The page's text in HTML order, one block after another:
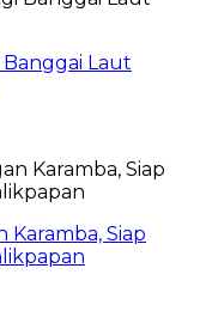
Banggai Laut
Karamba, Siap